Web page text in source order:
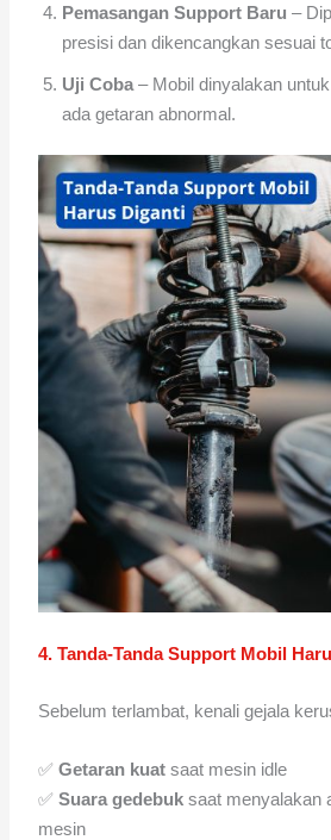
Pemasangan Support Baru –
presisi dan dikencangkan sesuai
Uji Coba – Mobil dinyalakan
ada getaran abnormal.
4. Tanda-Tanda Support Mobil
Sebelum terlambat, kenali gejala
✅Getaran kuat saat mesin idle
✅Suara gedebuk saat menyalakan
mesin